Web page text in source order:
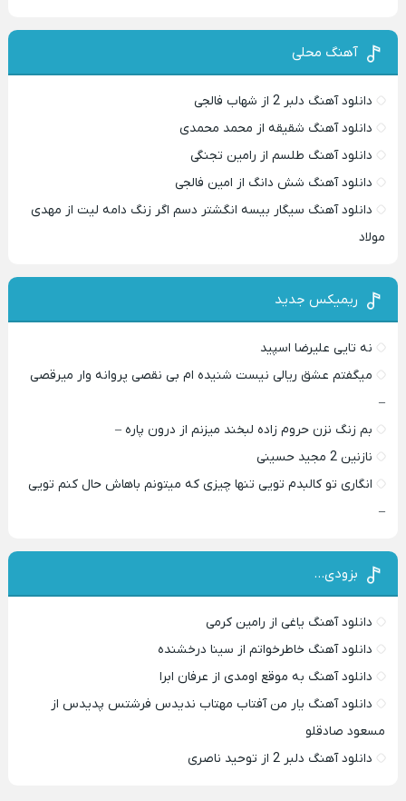
آهنگ محلی
دانلود آهنگ دلبر 2 از شهاب فالجی
دانلود آهنگ شقیقه از محمد محمدی
دانلود آهنگ طلسم از رامین تجنگی
دانلود آهنگ شش دانگ از امین فالجی
دانلود آهنگ سیگار بیسه انگشتر دسم اگر زنگ دامه لیت از مهدی
مولاد
ریمیکس جدید
نه تایی علیرضا اسپید
میگفتم عشق ریالی نیست شنیده ام بی نقصی پروانه وار میرقصی
–
بم زنگ نزن حروم زاده لبخند میزنم از درون پاره –
نازنین 2 مجید حسینی
انگاری تو کالبدم تویی تنها چیزی که میتونم باهاش حال کنم تویی
–
بزودی…
دانلود آهنگ یاغی از رامین کرمی
دانلود آهنگ خاطرخواتم از سینا درخشنده
دانلود آهنگ به موقع اومدی از عرفان ابرا
دانلود آهنگ یار من آفتاب مهتاب ندیدس فرشتس پدیدس از
مسعود صادقلو
دانلود آهنگ دلبر 2 از توحید ناصری